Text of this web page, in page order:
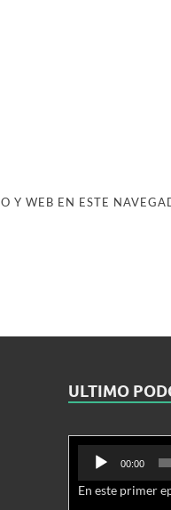
Y WEB EN ESTE
ULTIMO
Reproductor
audio
00:00